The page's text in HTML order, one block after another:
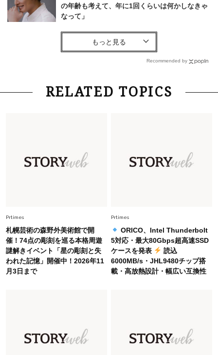
の年齢も考えて、年に1回くらいは何かしなきゃ
なって」
Lifestyle
26年夏の【開運アクション】は”ひと拭き”習
Fashion 2026.6.12
中村ゆりさん「40代になり、やっと“仕事以外の
ップス×パンツ」コーデ〈3選〉
Fashion 2026.6.26
初夏はこれさえあれば！40代は【淡色ワンピ】
で即涼しげ＆上品見え〈3選〉
Fashion 2026.8.5
Recommended by
RELATED TOPICS
Prtimes
札幌芸術の森野外美術館で開
催！74点の彫刻を巡る本格周遊
謎解きイベント「星の彫刻と失
われた記憶」開催中！2026年11
月3日まで
Prtimes
ORICO、Intel Thunderbolt
5対応・最大80Gbps超高速SSD
ケースを発表
読込
6000MB/s・JHL9480チップ搭
載・高放熱設計・幅広い互換性